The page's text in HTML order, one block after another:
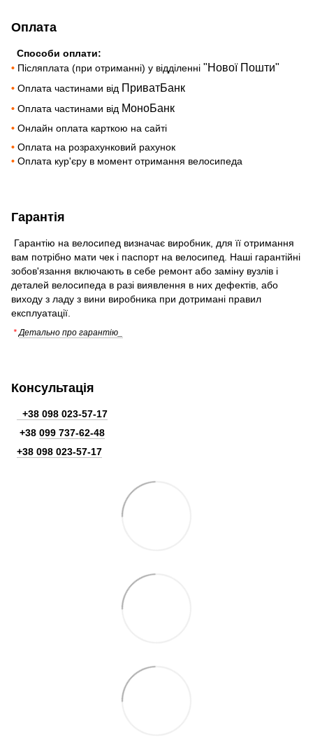
Оплата
Способи оплати:
• Післяплата (при отриманні) у відділенні "Нової Пошти"
• Оплата частинами від ПриватБанк
• Оплата частинами від МоноБанк
• Онлайн оплата карткою на сайті
• Оплата на розрахунковий рахунок
• Оплата кур'єру в момент отримання велосипеда
Гарантія
Гарантію на велосипед визначає виробник, для її отримання
вам потрібно мати чек і паспорт на велосипед. Наші гарантійні
зобов'язання включають в себе ремонт або заміну вузлів і
деталей велосипеда в разі виявлення в них дефектів, або
виходу з ладу з вини виробника при дотримані правил
експлуатації.
* Детально про гарантію_
Консультація
+38 098 023-57-17
+38 099 737-62-48
+38 098 023-57-17